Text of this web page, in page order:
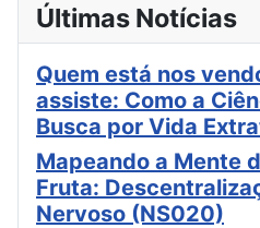
Últimas Notícias
Quem está nos
assiste: Como a
Busca por Vida
Mapeando a Mente
Fruta:
Nervoso (NS020)